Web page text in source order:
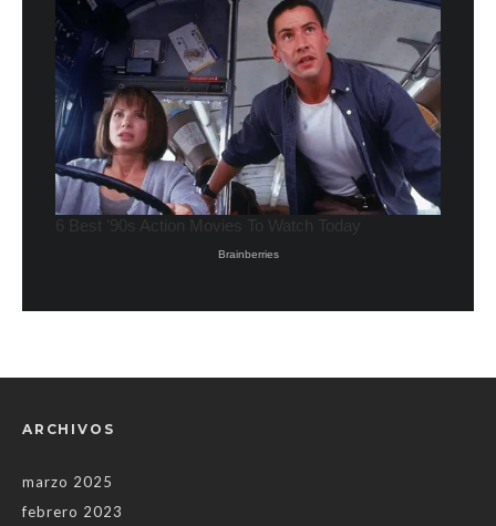
ARCHIVOS
marzo 2025
febrero 2023